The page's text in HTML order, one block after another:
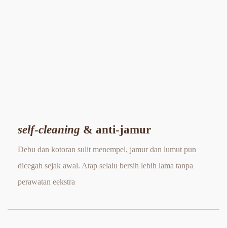
self-cleaning & anti-jamur
Debu dan kotoran sulit menempel, jamur dan lumut pun
dicegah sejak awal. Atap selalu bersih lebih lama tanpa
perawatan eekstra